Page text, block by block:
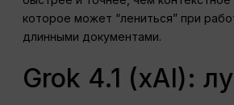
которое может “лениться” при
длинными документами.
Grok 4.1 (xAI):